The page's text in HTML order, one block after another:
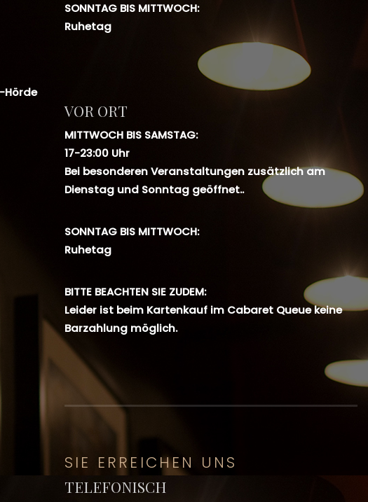
Hörde
SONNTAG BIS MITTWOCH:
Ruhetag
VOR ORT
MITTWOCH BIS SAMSTAG:
17-23:00 Uhr
Bei besonderen Veranstaltungen zusätzlich am
Dienstag und Sonntag geöffnet..
SONNTAG BIS MITTWOCH:
Ruhetag
BITTE BEACHTEN SIE ZUDEM:
Leider ist beim Kartenkauf im Cabaret Queue keine
Barzahlung möglich.
SIE ERREICHEN UNS
TELEFONISCH